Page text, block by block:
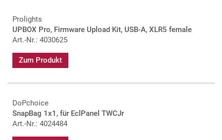
Prolights
UPBOX Pro, Firmware Upload Kit, USB-A, XLR5 female
Art.-Nr.: 4030625
Zum Produkt
DoPchoice
SnapBag 1x1, für EclPanel TWCJr
Art.-Nr.: 4024484